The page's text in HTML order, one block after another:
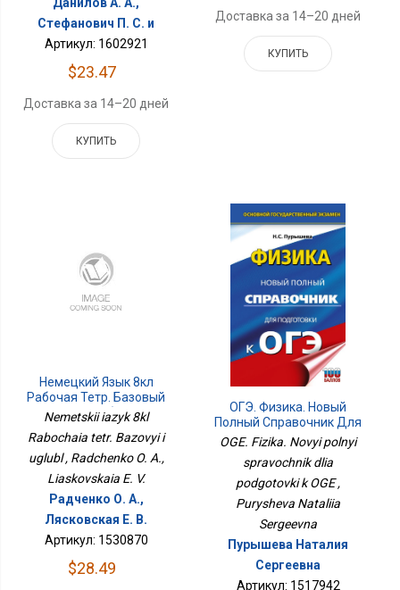
Стефанович П. С. и
Артикул: 1602921
$23.47
Доставка за 14–20 дней
КУПИТЬ
Доставка за 14–20 дней
КУПИТЬ
Немецкий Язык 8кл
Рабочая Тетр. Базовый
И Углубл
Nemetskii iazyk 8kl
Rabochaia tetr. Bazovyi i
uglubl , Radchenko O. A.,
Liaskovskaia E. V.
Радченко О. А.,
Лясковская Е. В.
Артикул: 1530870
$28.49
ОГЭ. Физика. Новый
Полный Справочник Для
Подготовки К ОГЭ
OGE. Fizika. Novyi polnyi
spravochnik dlia
podgotovki k OGE ,
Purysheva Nataliia
Sergeevna
Пурышева Наталия
Сергеевна
Артикул: 1517942